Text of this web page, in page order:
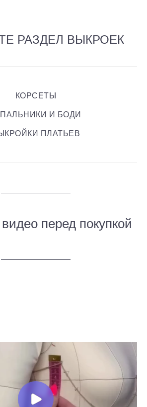
РАЗДЕЛ ВЫКРОЕК
КОРСЕТЫ
И БОДИ
ПЛАТЬЕВ
перед покупкой
размер